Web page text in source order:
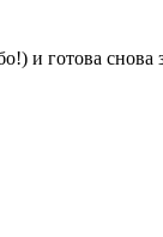
и готова снова